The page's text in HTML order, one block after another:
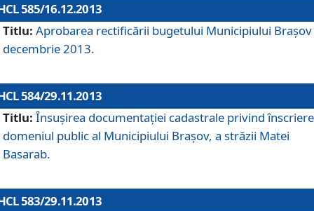
585/16.12.2013
Titlu: Aprobarea rectificării bugetului Municipiului Braşov
decembrie 2013.
584/29.11.2013
Titlu: Însuşirea documentaţiei cadastrale privind
domeniul public al Municipiului Braşov, a străzii Matei
Basarab.
583/29.11.2013